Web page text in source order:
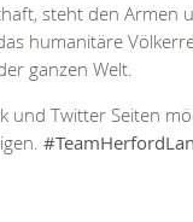
steht den Armen
humanitäre
ganzen Welt.
und Twitter Seiten